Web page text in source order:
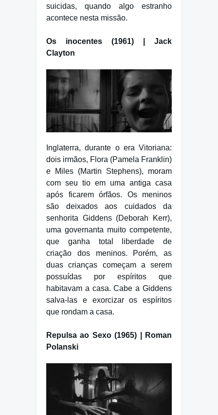
suicidas, quando algo estranho
acontece nesta missão.
Os inocentes (1961) | Jack
Clayton
Inglaterra, durante o era Vitoriana:
dois irmãos, Flora (Pamela Franklin)
e Miles (Martin Stephens), moram
com seu tio em uma antiga casa
após ficarem órfãos. Os meninos
são deixados aos cuidados da
senhorita Giddens (Deborah Kerr),
uma governanta muito competente,
que ganha total liberdade de
criação dos meninos. Porém, as
duas crianças começam a serem
possuídas por espíritos que
habitavam a casa. Cabe a Giddens
salva-las e exorcizar os espíritos
que rondam a casa.
Repulsa ao Sexo (1965) | Roman
Polanski